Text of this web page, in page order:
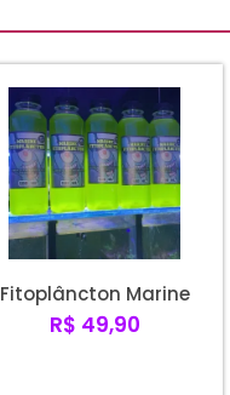
Fitoplâncton Marine
R$ 49,90